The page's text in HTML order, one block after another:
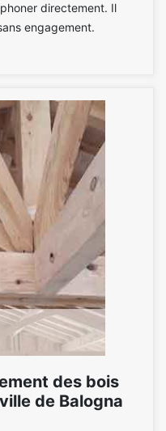
directement. Il
engagement.
des bois
de Balogna